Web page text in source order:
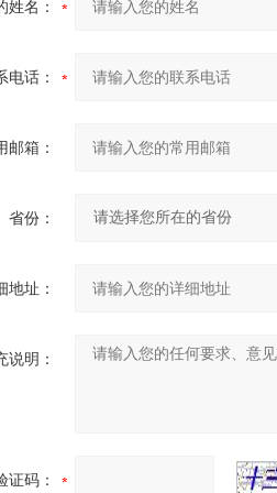
姓名：
电话：
邮箱：
省份：
地址：
说明：
证码：